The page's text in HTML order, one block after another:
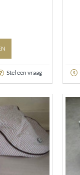
Stel een vraag